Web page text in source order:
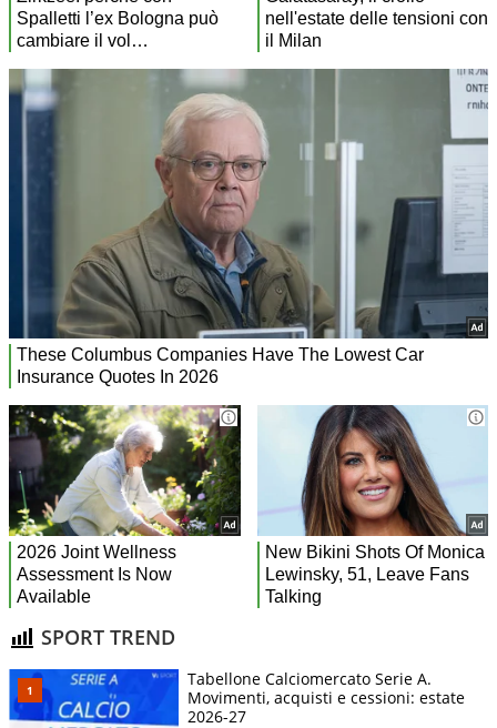
SPORT TREND
Tabellone Calciomercato Serie A.
Movimenti, acquisti e cessioni: estate
2026-27